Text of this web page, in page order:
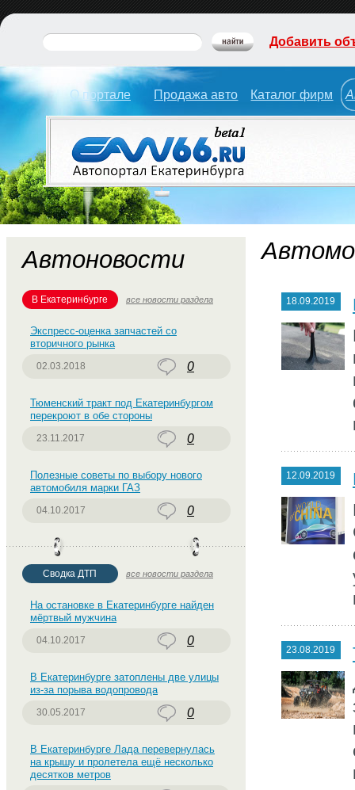
О портале Продажа авто Каталог фирм
Добавить
18.09.2019
12.09.2019
23.08.2019
Автоновости
В Екатеринбурге все новости раздела
Экспресс-оценка запчастей со
вторичного рынка
02.03.2018 0
Тюменский тракт под Екатеринбургом
перекроют в обе стороны
23.11.2017 0
Полезные советы по выбору нового
автомобиля марки ГАЗ
04.10.2017 0
Сводка ДТП все новости раздела
На остановке в Екатеринбурге найден
мёртвый мужчина
04.10.2017 0
В Екатеринбурге затоплены две улицы
из-за порыва водопровода
30.05.2017 0
В Екатеринбурге Лада перевернулась
на крышу и пролетела ещё несколько
десятков метров